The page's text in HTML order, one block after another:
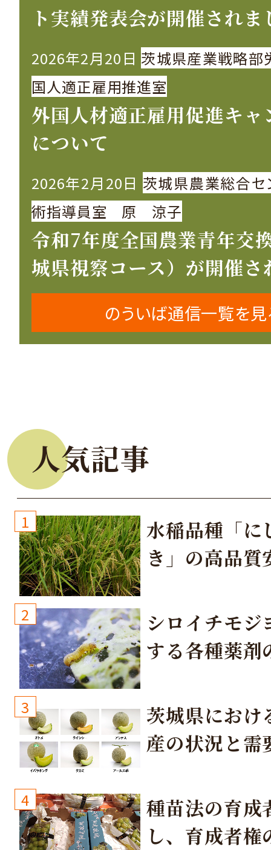
ト実績発表会が開催されま
2026年2月20日 茨城県産業戦略部
国人適正雇用推進室
外国人材適正雇用促進キャ
について
2026年2月20日 茨城県農業総合セ
術指導員室 原 涼子
令和7年度全国農業青年交
城県視察コース）が開催さ
のういば通信一覧を
人気記事
1
水稲品種「に
き」の高品質
2
シロイチモジ
する各種薬剤
3
茨城県におけ
産の状況と需
4
種苗法の育成
し、育成者権